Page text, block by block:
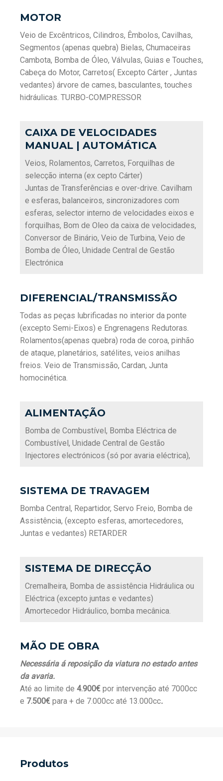
MOTOR
Veio de Excêntricos, Cilindros, Êmbolos, Cavilhas,
Segmentos (apenas quebra) Bielas, Chumaceiras
Cambota, Bomba de Óleo, Válvulas, Guias e Touches,
Cabeça do Motor, Carretos( Excepto Cárter , Juntas
vedantes) árvore de cames, basculantes, touches
hidráulicas. TURBO-COMPRESSOR
CAIXA DE VELOCIDADES
MANUAL | AUTOMÁTICA
Veios, Rolamentos, Carretos, Forquilhas de
selecção interna (ex cepto Cárter)
Juntas de Transferências e over-drive. Cavilham
e esferas, balanceiros, sincronizadores com
esferas, selector interno de velocidades eixos e
forquilhas, Bom de Oleo da caixa de velocidades,
Conversor de Binário, Veio de Turbina, Veio de
Bomba de Óleo, Unidade Central de Gestão
Electrónica
DIFERENCIAL/TRANSMISSÃO
Todas as peças lubrificadas no interior da ponte
(excepto Semi-Eixos) e Engrenagens Redutoras.
Rolamentos(apenas quebra) roda de coroa, pinhão
de ataque, planetários, satélites, veios anilhas
freios. Veio de Transmissão, Cardan, Junta
homocinética.
ALIMENTAÇÃO
Bomba de Combustível, Bomba Eléctrica de
Combustível, Unidade Central de Gestão
Injectores electrónicos (só por avaria eléctrica),
SISTEMA DE TRAVAGEM
Bomba Central, Repartidor, Servo Freio, Bomba de
Assistência, (excepto esferas, amortecedores,
Juntas e vedantes) RETARDER
SISTEMA DE DIRECÇÃO
Cremalheira, Bomba de assistência Hidráulica ou
Eléctrica (excepto juntas e vedantes)
Amortecedor Hidráulico, bomba mecânica.
MÃO DE OBRA
Necessária á reposição da viatura no estado antes
da avaria.
Até ao limite de 4.900€ por intervenção até 7000cc
e 7.500€ para + de 7.000cc até 13.000cc.
Produtos